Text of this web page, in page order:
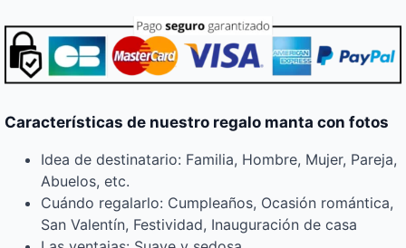
Características de nuestro regalo manta con fotos
Idea de destinatario: Familia, Hombre, Mujer, Pareja,
Abuelos, etc.
Cuándo regalarlo: Cumpleaños, Ocasión romántica,
San Valentín, Festividad, Inauguración de casa